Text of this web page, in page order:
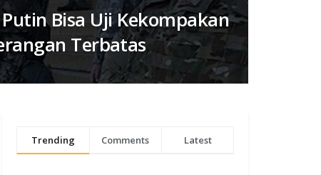
Bisa Uji Kekompakan
Terbatas
Trending Comments Latest